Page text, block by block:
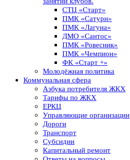
СТЦ «Старт»
ПМК «Сатурн»
ПМК «Лагуна»
ДМО «Сантос»
ПМК «Ровесник»
ПМК «Чемпион»
ФК «Старт +»
Молодёжная политика
Коммунальная сфера
Азбука потребителя ЖКХ
Тарифы по ЖКХ
ЕРКЦ
Управляющие организации
Дороги
Транспорт
Субсидии
Капитальный ремонт